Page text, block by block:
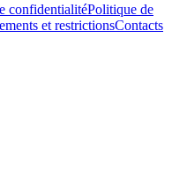
confidentialitéPolitique de
et restrictionsContacts